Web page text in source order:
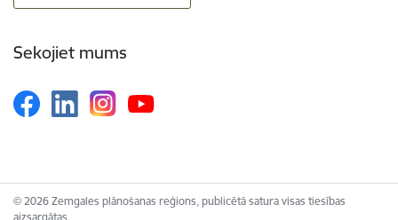
Sekojiet mums
© 2026 Zemgales plānošanas reģions, publicētā satura visas tiesības
aizsargātas.